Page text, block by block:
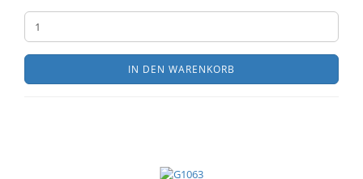
IN DEN WARENKORB